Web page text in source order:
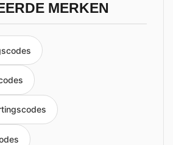
MERKEN